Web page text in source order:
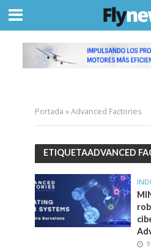
Portada »Advanced Factories
ETIQUETAADVANCED